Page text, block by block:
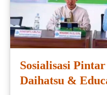
Sosialisasi
Daihatsu &